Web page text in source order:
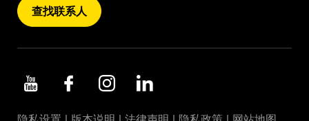
查找联系人